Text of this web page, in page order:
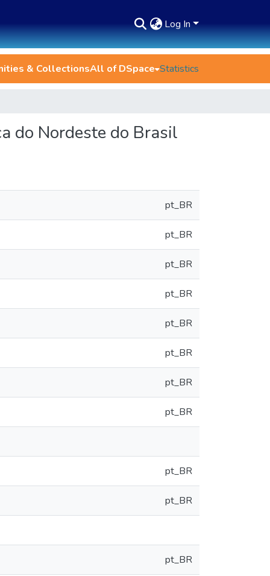
Log In
& CollectionsAll of DSpace Statistics
do Nordeste do Brasil
pt_BR
pt_BR
pt_BR
pt_BR
pt_BR
pt_BR
pt_BR
pt_BR
pt_BR
pt_BR
pt_BR